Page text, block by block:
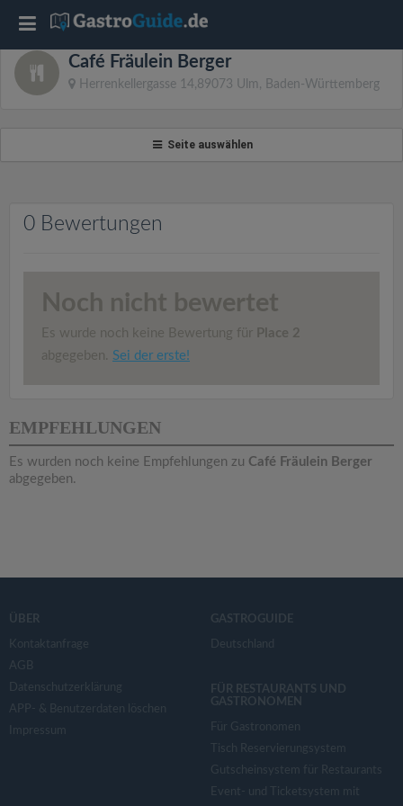
Café Fräulein Berger
Herrenkellergasse 14,89073 Ulm, Baden-Württemberg
Seite auswählen
0 Bewertungen
Noch nicht bewertet
Es wurde noch keine Bewertung für Place 2
abgegeben. Sei der erste!
EMPFEHLUNGEN
Es wurden noch keine Empfehlungen zu Café Fräulein Berger
abgegeben.
ÜBER
Kontaktanfrage
AGB
Datenschutzerklärung
APP- & Benutzerdaten löschen
Impressum
GASTROGUIDE
Deutschland
FÜR RESTAURANTS UND
GASTRONOMEN
Für Gastronomen
Tisch Reservierungsystem
Gutscheinsystem für Restaurants
Event- und Ticketsystem mit
T
o
i
o
n